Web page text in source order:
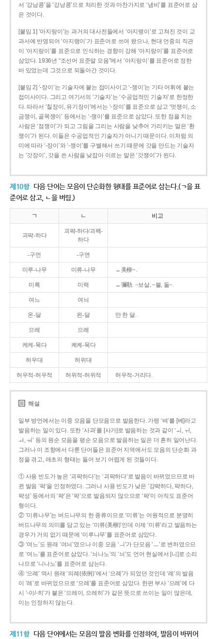
서 ‘강남콩’을 ‘강낭콩’으로 처리한 것과 마찬가지로 ‘냄비’를 표준어로 삼
은 것이다.
[붙임 1] ‘아지랑이’는 과거의 대사전들에서 ‘아지랭이’로 고쳐진 것이 교
과서에 반영되어 ‘아지랭이’가 표준어로 쓰여 왔으나, 현대 언중의 직관
이 ‘아지랑이’를 표준으로 인식하는 경향이 강해 ‘아지랑이’를 표준어로
삼았다. 1936년 “조선어 표준말 모음”에서 ‘아지랑이’를 표준어로 정한
바 있었는데 그것으로 되돌아간 것이다.
[붙임 2] ‘-장이’는 기술자에 붙는 접미사이고 ‘-쟁이’는 기타 어휘에 붙는
접미사이다. 그리고 여기서의 ‘기술자’는 ‘수공업적인 기술자’로 한정한
다. 따라서 ‘칠장이, 유기장이’에서는 ‘-장이’를 표준으로 삼고 ‘멋쟁이, 소
금쟁이, 골목쟁이’ 등에서는 ‘-쟁이’를 표준으로 삼았다. 또한 점을 치는
사람은 ‘점쟁이’가 되고 그림을 그리는 사람을 낮추어 가리키는 말은 ‘환
쟁이’가 된다. 이들은 수공업적인 기술자가 아니기 때문이다. 이처럼 의
미에 따라 ‘-장이’와 ‘-쟁이’를 구별해서 쓰기 때문에 갓을 만드는 기술자
는 ‘갓장이’, 갓을 쓴 사람을 낮잡아 이르는 말은 ‘갓쟁이’가 된다.
제10항 다음 단어는 모음이 단순화한 형태를 표준어로 삼는다.(ㄱ을 표
준어로 삼고, ㄴ을 버림.)
ㄱ ㄴ 비고
괴팍-하다
괴퍅-하다/괴팩-
하다
-구먼 -구면
미루-나무 미류-나무 ←美柳~.
미륵 미력 ←彌勒. ~보살, ~불, 돌~.
여느 여늬
온-달 왼-달 만 한 달.
으레 으례
케케-묵다 켸켸-묵다
허우대 허위대
허우적-허우적 허위적-허위적 허우적-거리다.
해설
일부 방언에서는 이중 모음을 단모음으로 발음한다. 가령 ‘벼’를 [베]라고
발음하는 일이 있다. 또한 ‘사과’를 [사가]로 발음하는 것과 같이 ‘ㅚ, ㅟ,
ㅘ, ㅝ’ 등의 원순 모음을 평순 모음으로 발음하는 일은 더 흔히 일어난다.
그러나 이 조항에서 다룬 단어들은 표준어 지역에서도 모음의 단순화 과
정을 겪고, 애초의 형태는 들어 보기 어렵게 된 것들이다.
① 사용 빈도가 높은 ‘괴퍅하다’는 ‘괴팍하다’로 발음이 바뀌었으므로 바
뀐 발음 ‘팍’을 인정하였다. 그러나 사용 빈도가 낮은 ‘강퍅하다, 퍅하다,
퍅성’ 등에서의 ‘퍅’은 ‘팍’으로 발음되지 않으므로 ‘퍅’이 아직도 표준어
형이다.
② ‘미류나무’는 버드나무의 한 종류이므로 ‘미류’는 어원적으로 분명히
버드나무의 의미를 담고 있는 ‘미류(美柳)’인데 이제 ‘미류’라고 발음하는
경우가 거의 없기 때문에 ‘미루나무’를 표준어로 삼았다.
③ ‘여느’도 원래 ‘여늬’였으나 이중 모음 ‘ㅢ’가 단모음 ‘ㅡ’로 변하였으므
로 ‘여느’를 표준어로 삼았다. ‘늬나노’의 ‘늬’도 언어 현실에서 [니]로 소리
나므로 ‘니나노’를 표준어로 삼는다.
④ ‘으례’ 역시 원래 ‘의례(依例)’에서 ‘으례’가 되었던 것인데 ‘례’의 발음
이 ‘레’로 바뀌었으므로 ‘으레’를 표준어로 삼았다. 한편 부사 ‘으레’에 다
시 ‘-이/-히’가 붙은 ‘으레이, 으레히’가 같은 뜻으로 쓰이는 일이 많은데,
이는 인정하지 않는다.
제11항 다음 단어에서는 모음의 발음 변화를 인정하여, 발음이 바뀌어